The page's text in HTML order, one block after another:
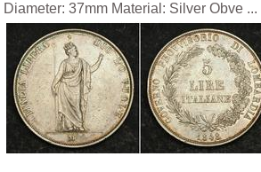
Diameter: 37mm Material: Silver Obve ...